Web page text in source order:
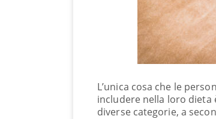
L’unica cosa che le
includere nella loro
diverse categorie, a